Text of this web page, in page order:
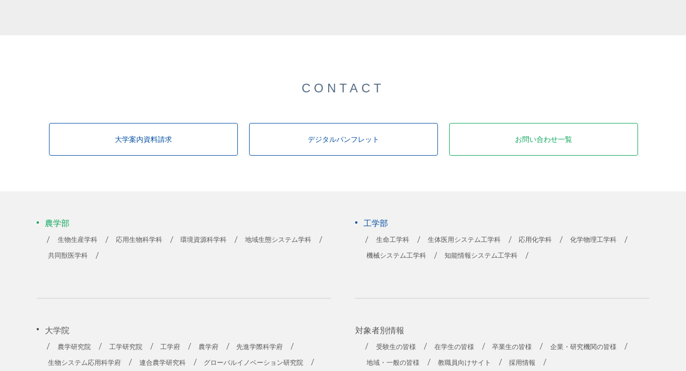
CONTACT
大学案内資料請求 デジタルパンフレット お問い合わせ一覧
農学部
生物生産学科 応用生物科学科 環境資源科学科 地域生態システム学科
共同獣医学科
工学部
生命工学科 生体医用システム工学科 応用化学科 化学物理工学科
機械システム工学科 知能情報システム工学科
大学院
農学研究院 工学研究院 工学府 農学府 先進学際科学府
生物システム応用科学府 連合農学研究科 グローバルイノベーション研究院
対象者別情報
受験生の皆様 在学生の皆様 卒業生の皆様 企業・研究機関の皆様
地域・一般の皆様 教職員向けサイト 採用情報